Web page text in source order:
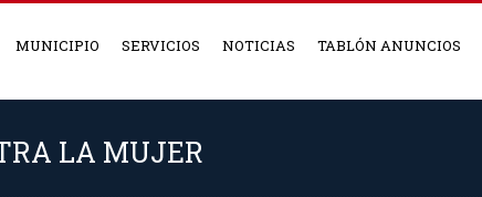
MUNICIPIO SERVICIOS NOTICIAS TABLÓN ANUNCIOS
LA MUJER